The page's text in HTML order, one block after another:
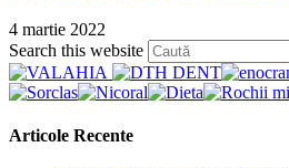
4 martie 2022
Search this website
Articole Recente